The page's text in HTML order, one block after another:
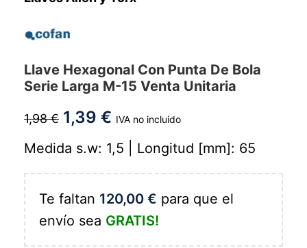
Llave Hexagonal Con Punta De Bola
Serie Larga M-15 Venta Unitaria
1,98€ 1,39 € IVA no incluido
Medida s.w: 1,5 | Longitud [mm]: 65
Te faltan 120,00 € para que el
envío sea GRATIS!